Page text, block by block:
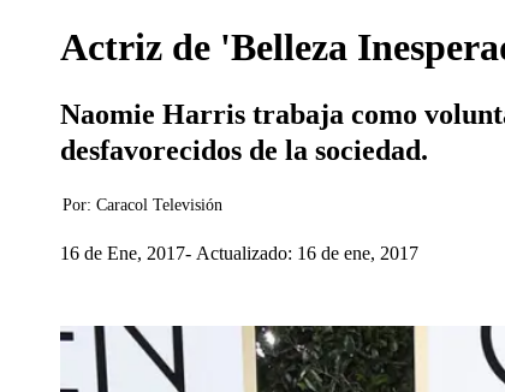
Actriz de 'Belleza
Naomie Harris trabaja como
desfavorecidos de la sociedad.
Por: Caracol Televisión
16 de Ene, 2017 Actualizado: 16 de ene, 2017